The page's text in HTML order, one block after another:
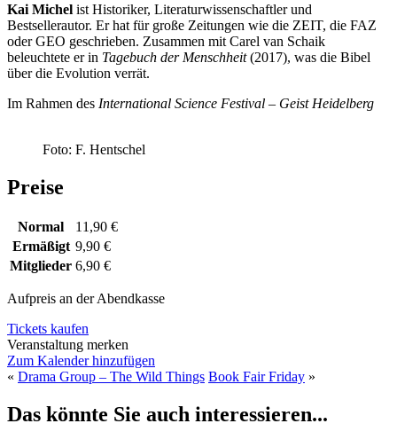
Kai Michel ist Historiker, Literaturwissenschaftler und
Bestsellerautor. Er hat für große Zeitungen wie die ZEIT, die FAZ
oder GEO geschrieben. Zusammen mit Carel van Schaik
beleuchtete er in Tagebuch der Menschheit(2017), was die Bibel
über die Evolution verrät.
Im Rahmen des International Science Festival – Geist Heidelberg
Foto: F. Hentschel
Preise
Normal
11,90 €
Ermäßigt 9,90 €
Mitglieder 6,90 €
Aufpreis an der Abendkasse
Tickets kaufen
Veranstaltung merken
Zum Kalender hinzufügen
« Drama Group – The Wild Things Book Fair Friday »
Das könnte Sie auch interessieren...